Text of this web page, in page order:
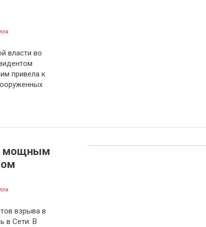
власти во
привела к
мощным
взрыва в
в Сети. В